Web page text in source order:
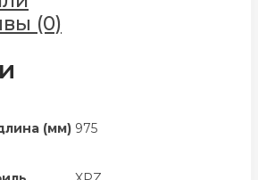
(0)
(мм) 975